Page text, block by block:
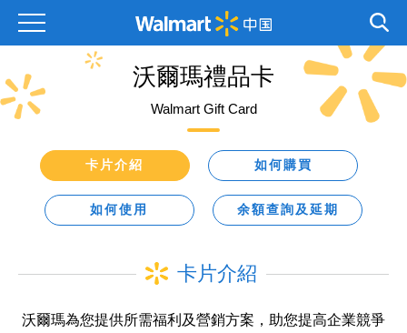
沃爾瑪禮品卡
Walmart Gift Card
卡片介紹 如何購買
如何使用 余額查詢及延期
卡片介紹
沃爾瑪為您提供所需福利及營銷方案，助您提高企業競爭